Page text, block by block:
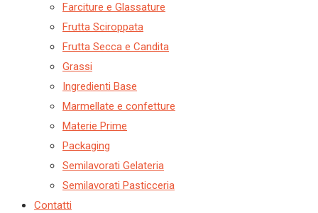
Farciture e Glassature
Frutta Sciroppata
Frutta Secca e Candita
Grassi
Ingredienti Base
Marmellate e confetture
Materie Prime
Packaging
Semilavorati Gelateria
Semilavorati Pasticceria
Contatti